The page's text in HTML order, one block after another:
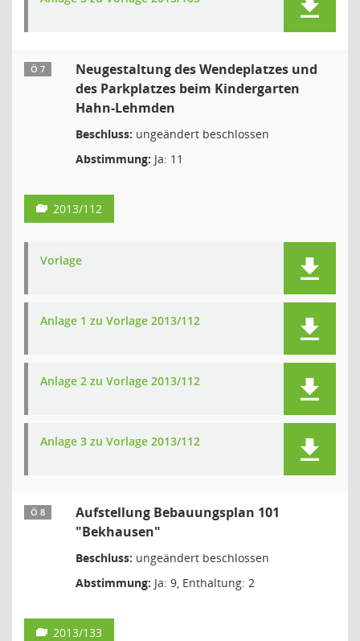
Ö 7
Neugestaltung des Wendeplatzes und
des Parkplatzes beim Kindergarten
Hahn-Lehmden
Beschluss: ungeändert beschlossen
Abstimmung: Ja: 11
2013/112
Vorlage
Anlage 1 zu Vorlage 2013/112
Anlage 2 zu Vorlage 2013/112
Anlage 3 zu Vorlage 2013/112
Ö 8
Aufstellung Bebauungsplan 101
"Bekhausen"
Beschluss: ungeändert beschlossen
Abstimmung: Ja: 9, Enthaltung: 2
2013/133